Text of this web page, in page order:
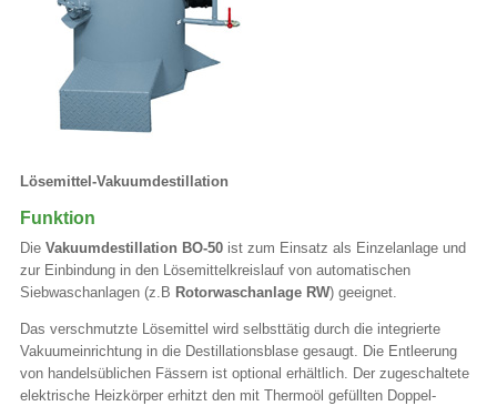
Lösemittel-Vakuumdestillation
Funktion
Die Vakuumdestillation BO-50ist zum Einsatz als Einzelanlage und
zur Einbindung in den Lösemittelkreislauf von automatischen
Siebwaschanlagen (z.B Rotorwaschanlage RW) geeignet.
Das verschmutzte Lösemittel wird selbsttätig durch die integrierte
Vakuumeinrichtung in die Destillationsblase gesaugt. Die Entleerung
von handelsüblichen Fässern ist optional erhältlich. Der zugeschaltete
elektrische Heizkörper erhitzt den mit Thermoöl gefüllten Doppel-